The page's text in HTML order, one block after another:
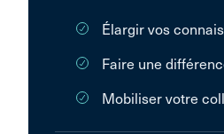
Élargir vos
Faire une
Mobiliser votre